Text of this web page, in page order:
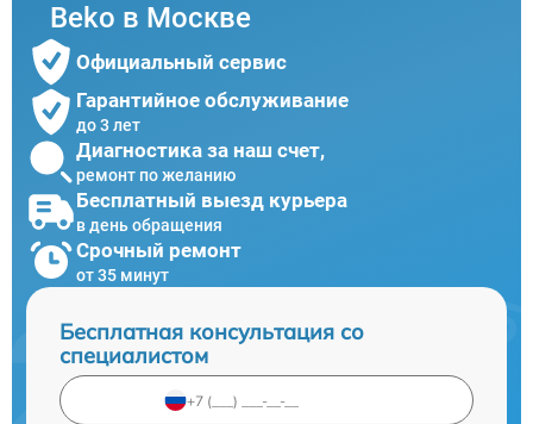
Beko в Москве
Официальный сервис
Гарантийное обслуживание
до 3 лет
Диагностика за наш счет,
ремонт по желанию
Бесплатный выезд курьера
в день обращения
Срочный ремонт
от 35 минут
Бесплатная консультация со
специалистом